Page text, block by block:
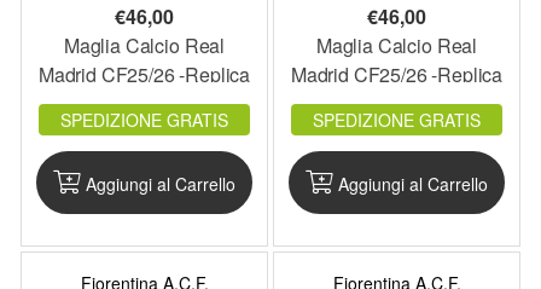
€46,00
Maglia Calcio Real
Madrid CF25/26 -Replica
Bambino - RM0126RB
SPEDIZIONE GRATIS
Aggiungi al Carrello
€46,00
Maglia Calcio Real
Madrid CF25/26 -Replica
Adulto - RM0126R
SPEDIZIONE GRATIS
Aggiungi al Carrello
Fiorentina A.C.F. Fiorentina A.C.F.